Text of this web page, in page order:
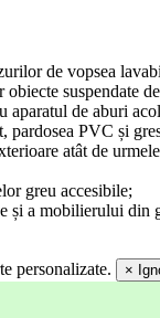
de vopsea
suspendate
de aburi
pardosea PVC și
atât de
greu accesibile;
și a mobilierului din
personalizate. ×